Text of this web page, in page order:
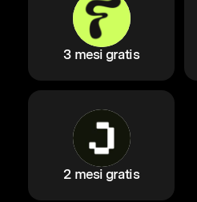
3 mesi gratis
2 mesi gratis